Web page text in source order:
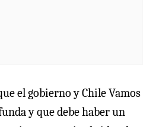
el gobierno y Chile Vamos
y que debe haber un